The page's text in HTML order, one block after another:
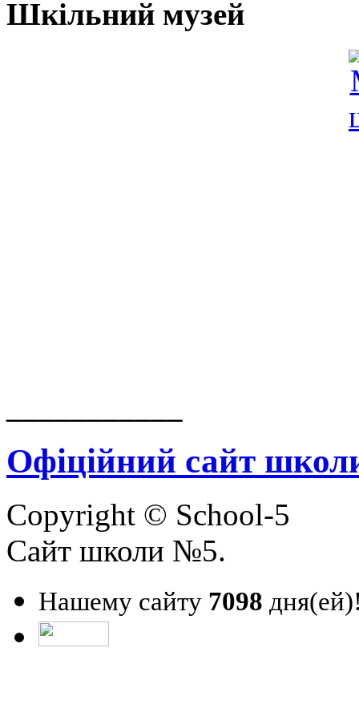
Шкільний музей
Офіційний сайт
Copyright © School-5
Сайт школи №5.
Нашему сайту 7098